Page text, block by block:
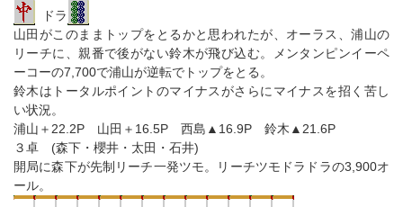
ドラ
山田がこのままトップをとるかと思われたが、オーラス、浦山の
リーチに、親番で後がない鈴木が飛び込む。メンタンピンイーペ
ーコーの7,700で浦山が逆転でトップをとる。
鈴木はトータルポイントのマイナスがさらにマイナスを招く苦し
い状況。
浦山＋22.2P 山田＋16.5P 西島▲16.9P 鈴木▲21.6P
３卓 (森下・櫻井・太田・石井)
開局に森下が先制リーチ一発ツモ。リーチツモドラドラの3,900オ
ール。